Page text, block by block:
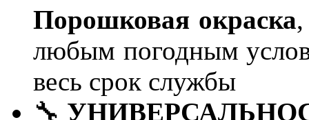
Порошковая окраска
любым погодным
весь срок службы
🔧